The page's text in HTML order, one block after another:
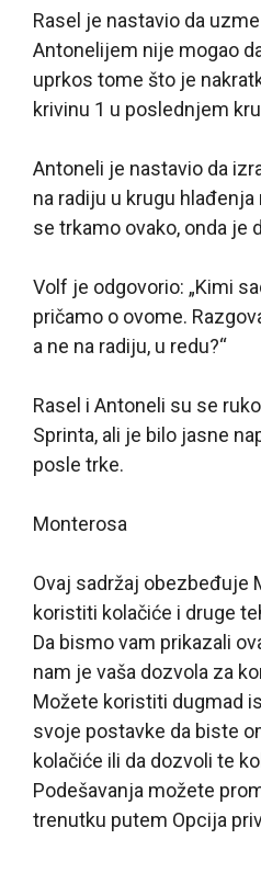
Rasel je nastavio da
Antonelijem nije mogao
uprkos tome što je
krivinu 1 u poslednjem
Antoneli je nastavio da
na radiju u krugu hlađenja
se trkamo ovako, onda je
Volf je odgovorio: „Kimi
pričamo o ovome.
a ne na radiju, u redu?“
Rasel i Antoneli su se
Sprinta, ali je bilo jasne
posle trke.
Monterosa
Ovaj sadržaj obezbeđuje
koristiti kolačiće i druge
Da bismo vam prikazali
nam je vaša dozvola za
Možete koristiti dugmad
svoje postavke da biste
kolačiće ili da dozvoli te
Podešavanja možete
trenutku putem Opcija